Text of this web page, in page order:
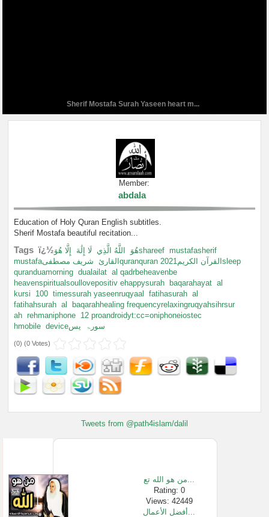
Sherif Mostafa Surah Yaseen heart m...
Member:
abdala
Education of Holy Quran English subtitles.
Sherif Mostafa beautiful recitation...
Tags ï¿½ هُوَ اللَّهُ الَّذِي لَا إِلَٰهَ إِلَّا هُوَshareef mustafasherif
mustafaالقارئ شريف مصطفىquranquran 2021القرآن الكريمsleep
quranduamorning dualailat al qadrbeheavenbe
heavenspiritualsoullovepositiv ehappysurah
baqarahayat al
kursi
100 timessurah yaseenruqyaal fatihasurah al
fatihahsurah al
baqarahhealing frequencyrelaxingruqyahsihrsur
ah rehmaniphone
12 proandroidyt:cc=oniphoneiostec
hmobile
deviceسورۃ یس
(0) (0 Votes)
Tweets from @path4islam/dalil
من هو الله تع...
Rating: 0
Views: 42449
أفضل الأعمال...